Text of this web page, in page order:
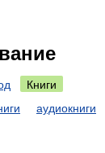
Книги
аудиокниги